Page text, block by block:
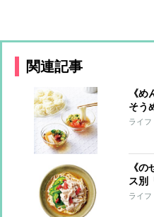
関連記事
《
そう
シピ
ライフ
《
ス別
ライフ